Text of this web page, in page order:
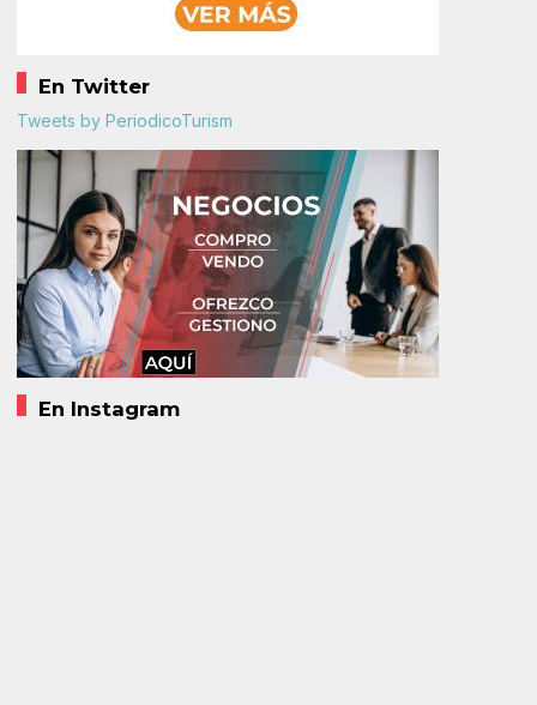
En Twitter
Tweets by PeriodicoTurism
En Instagram